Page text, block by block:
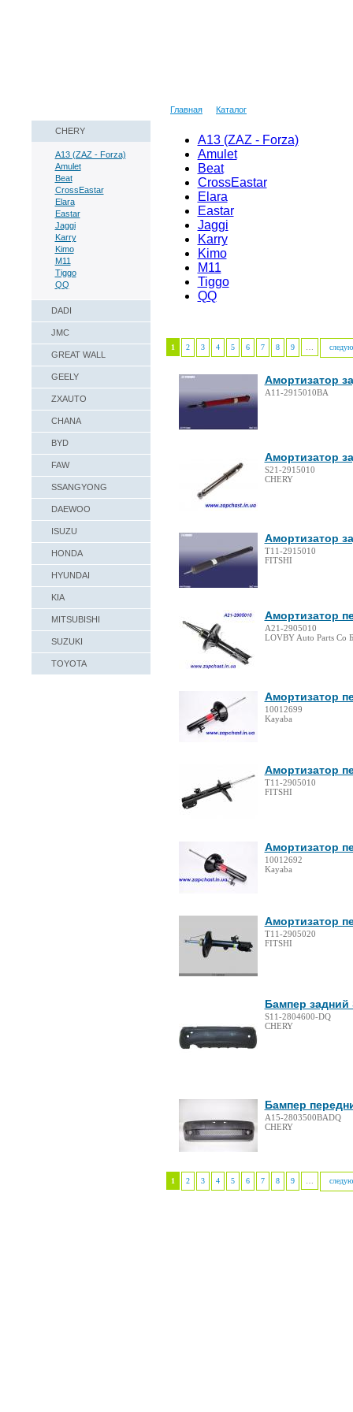
Главная Каталог
CHERY
A13 (ZAZ - Forza)
Amulet
Beat
CrossEastar
Elara
Eastar
Jaggi
Karry
Kimo
M11
Tiggo
QQ
DADI
JMC
GREAT WALL
GEELY
ZXAUTO
CHANA
BYD
FAW
SSANGYONG
DAEWOO
ISUZU
HONDA
HYUNDAI
KIA
MITSUBISHI
SUZUKI
TOYOTA
A13 (ZAZ - Forza)
Amulet
Beat
CrossEastar
Elara
Eastar
Jaggi
Karry
Kimo
M11
Tiggo
QQ
1 2 3 4 5 6 7 8 9
Амортизатор
A11-2915010BA
Амортизатор
S21-2915010
CHERY
Амортизатор
T11-2915010
FITSHI
Амортизатор
A21-2905010
LOVBY Auto Parts Co
Амортизатор
10012699
Kayaba
Амортизатор
T11-2905010
FITSHI
Амортизатор
10012692
Kayaba
Амортизатор
T11-2905020
FITSHI
Бампер задний
S11-2804600-DQ
CHERY
Бампер
A15-2803500BADQ
CHERY
1 2 3 4 5 6 7 8 9